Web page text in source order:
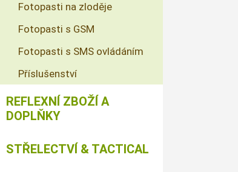
Fotopasti na zloděje
Fotopasti s GSM
Fotopasti s SMS ovládáním
Příslušenství
REFLEXNÍ ZBOŽÍ A
DOPLŇKY
STŘELECTVÍ & TACTICAL